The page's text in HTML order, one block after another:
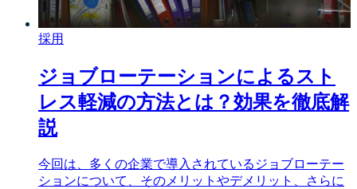
採用
ジョブローテーションによるスト
レス軽減の方法とは？効果を徹底解
説
今回は、多くの企業で導入されているジョブローテー
ションについて、そのメリットやデメリット、さらに